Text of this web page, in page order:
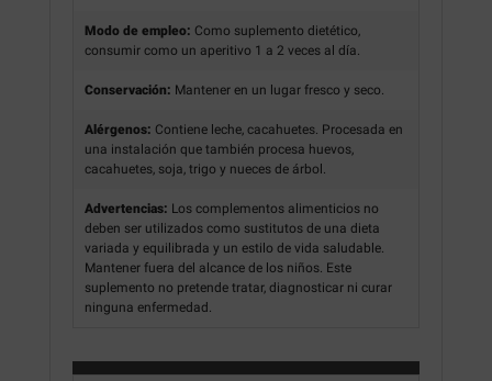
Modo de empleo: Como suplemento dietético,
consumir como un aperitivo 1 a 2 veces al día.
Conservación: Mantener en un lugar fresco y seco.
Alérgenos: Contiene leche, cacahuetes. Procesada en
una instalación que también procesa huevos,
cacahuetes, soja, trigo y nueces de árbol.
Advertencias: Los complementos alimenticios no
deben ser utilizados como sustitutos de una dieta
variada y equilibrada y un estilo de vida saludable.
Mantener fuera del alcance de los niños. Este
suplemento no pretende tratar, diagnosticar ni curar
ninguna enfermedad.